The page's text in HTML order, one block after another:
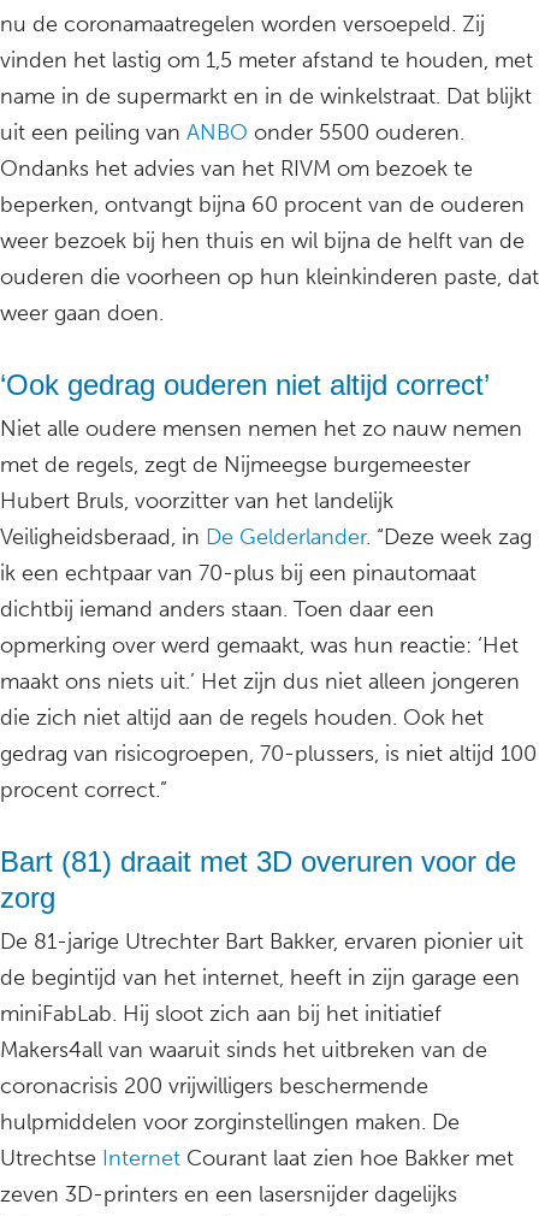
nu de coronamaatregelen worden versoepeld. Zij
vinden het lastig om 1,5 meter afstand te houden, met
name in de supermarkt en in de winkelstraat. Dat blijkt
uit een peiling van ANBO onder 5500 ouderen.
Ondanks het advies van het RIVM om bezoek te
beperken, ontvangt bijna 60 procent van de ouderen
weer bezoek bij hen thuis en wil bijna de helft van de
ouderen die voorheen op hun kleinkinderen paste, dat
weer gaan doen.
‘Ook gedrag ouderen niet altijd correct’
Niet alle oudere mensen nemen het zo nauw nemen
met de regels, zegt de Nijmeegse burgemeester
Hubert Bruls, voorzitter van het landelijk
Veiligheidsberaad, in De Gelderlander. “Deze week zag
ik een echtpaar van 70-plus bij een pinautomaat
dichtbij iemand anders staan. Toen daar een
opmerking over werd gemaakt, was hun reactie: ‘Het
maakt ons niets uit.’ Het zijn dus niet alleen jongeren
die zich niet altijd aan de regels houden. Ook het
gedrag van risicogroepen, 70-plussers, is niet altijd 100
procent correct.”
Bart (81) draait met 3D overuren voor de
zorg
De 81-jarige Utrechter Bart Bakker, ervaren pionier uit
de begintijd van het internet, heeft in zijn garage een
miniFabLab. Hij sloot zich aan bij het initiatief
Makers4all van waaruit sinds het uitbreken van de
coronacrisis 200 vrijwilligers beschermende
hulpmiddelen voor zorginstellingen maken. De
Utrechtse Internet Courant laat zien hoe Bakker met
zeven 3D-printers en een lasersnijder dagelijks